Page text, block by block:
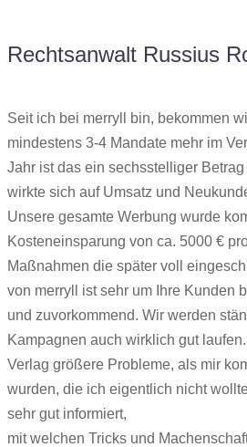
Rechtsanwalt Russius
Seit ich bei merryll bin, bekommen
mindestens 3-4 Mandate mehr im
Jahr ist das ein sechsstelliger
wirkte sich auf Umsatz und
Unsere gesamte Werbung wurde
Kosteneinsparung von ca. 5000 €
Maßnahmen die später voll
von merryll ist sehr um Ihre Kunden
und zuvorkommend. Wir werden
Kampagnen auch wirklich gut
Verlag größere Probleme, als mir
wurden, die ich eigentlich nicht
sehr gut informiert,
mit welchen Tricks und